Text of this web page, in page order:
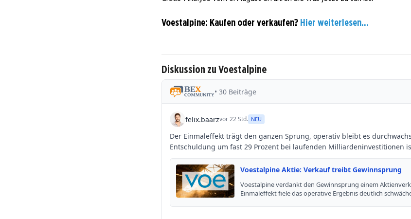
Voestalpine: Kaufen oder verkaufen? Hier weiterlesen...
Diskussion zu Voestalpine